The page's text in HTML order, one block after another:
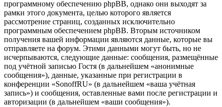
программному обеспечению phpBB, однако они выходят за
рамки этого документа, целью которого является
рассмотрение страниц, созданных исключительно
программным обеспечением phpBB. Вторым источником
получения вашей информации являются данные, которые вы
отправляете на форум. Этими данными могут быть, но не
исчерпываются, следующие данные: сообщения, размещённые
под учётной записью Гостя (в дальнейшем «анонимные
сообщения»), данные, указанные при регистрации в
конференции «SonoffRU» (в дальнейшем «ваша учётная
запись») и сообщения, оставленные вами после регистрации и
авторизации (в дальнейшем «ваши сообщения»).